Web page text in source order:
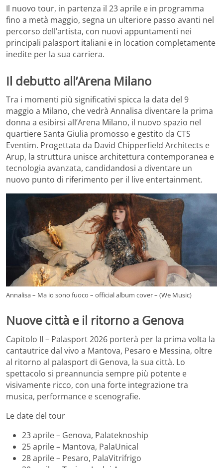
Il nuovo tour, in partenza il 23 aprile e in programma
fino a metà maggio, segna un ulteriore passo avanti nel
percorso dell’artista, con nuovi appuntamenti nei
principali palasport italiani e in location completamente
inedite per la sua carriera.
Il debutto all’Arena Milano
Tra i momenti più significativi spicca la data del 9
maggio a Milano, che vedrà Annalisa diventare la prima
donna a esibirsi all’Arena Milano, il nuovo spazio nel
quartiere Santa Giulia promosso e gestito da CTS
Eventim. Progettata da David Chipperfield Architects e
Arup, la struttura unisce architettura contemporanea e
tecnologia avanzata, candidandosi a diventare un
nuovo punto di riferimento per il live entertainment.
Annalisa – Ma io sono fuoco – official album cover – (We Music)
Nuove città e il ritorno a Genova
Capitolo II – Palasport 2026 porterà per la prima volta la
cantautrice dal vivo a Mantova, Pesaro e Messina, oltre
al ritorno al palasport di Genova, la sua città. Lo
spettacolo si preannuncia sempre più potente e
visivamente ricco, con una forte integrazione tra
musica, performance e scenografie.
Le date del tour
23 aprile – Genova, Palateknoship
25 aprile – Mantova, PalaUnical
28 aprile – Pesaro, PalaVitrifrigo